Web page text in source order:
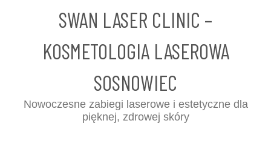
SWAN LASER CLINIC –
KOSMETOLOGIA LASEROWA
SOSNOWIEC
Nowoczesne zabiegi laserowe i estetyczne dla
pięknej, zdrowej skóry